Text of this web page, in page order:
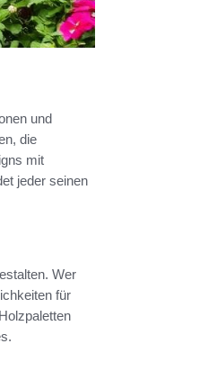
und
die
mit
jeder seinen
Wer
für